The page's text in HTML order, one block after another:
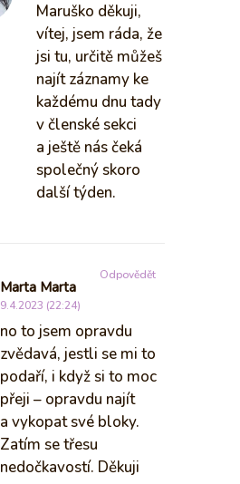
Maruško děkuji,
vítej, jsem ráda, že
jsi tu, určitě můžeš
najít záznamy ke
každému dnu tady
v členské sekci
a ještě nás čeká
společný skoro
další týden.
Marta Marta
9.4.2023 (22:24)
no to jsem opravdu
zvědavá, jestli se mi to
podaří, i když si to moc
přeji – opravdu najít
a vykopat své bloky.
Zatím se třesu
nedočkavostí. Děkuji
Odpovědět